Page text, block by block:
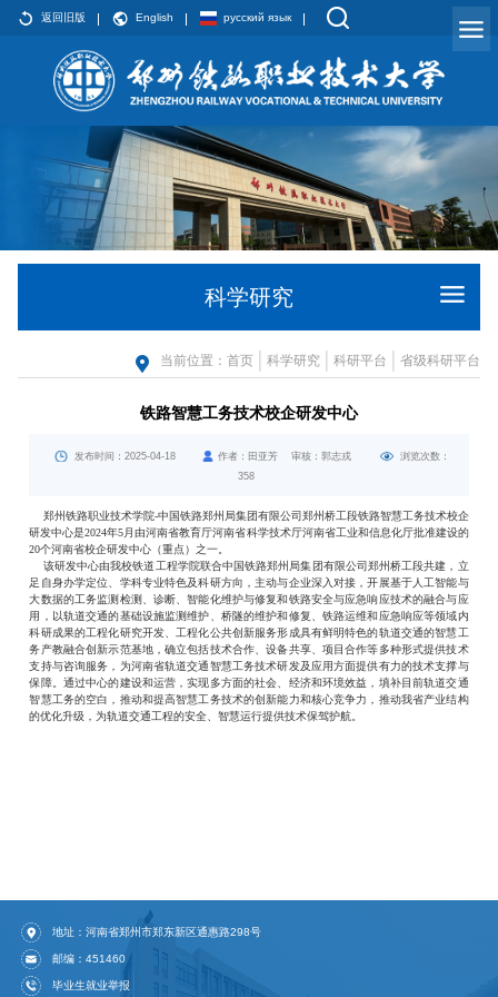
返回旧版 English русский язык
科学研究
当前位置： 首页 科学研究 科研平台 省级科研平台
铁路智慧工务技术校企研发中心
发布时间：2025-04-18 作者：田亚芳 审核：郭志戎
浏览次数：
358
郑州铁路职业技术学院-中国铁路郑州局集团有限公司郑州桥工段铁路智慧工务技术校企
研发中心是2024年5月由河南省教育厅河南省科学技术厅河南省工业和信息化厅批准建设的
20个河南省校企研发中心（重点）之一。
该研发中心由我校铁道工程学院联合中国铁路郑州局集团有限公司郑州桥工段共建，立
足自身办学定位、学科专业特色及科研方向，主动与企业深入对接，开展基于人工智能与
大数据的工务监测检测、诊断、智能化维护与修复和铁路安全与应急响应技术的融合与应
用，以轨道交通的基础设施监测维护、桥隧的维护和修复、铁路运维和应急响应等领域内
科研成果的工程化研究开发、工程化公共创新服务形成具有鲜明特色的轨道交通的智慧工
务产教融合创新示范基地，确立包括技术合作、设备共享、项目合作等多种形式提供技术
支持与咨询服务，为河南省轨道交通智慧工务技术研发及应用方面提供有力的技术支撑与
保障。通过中心的建设和运营，实现多方面的社会、经济和环境效益，填补目前轨道交通
智慧工务的空白，推动和提高智慧工务技术的创新能力和核心竞争力，推动我省产业结构
的优化升级，为轨道交通工程的安全、智慧运行提供技术保驾护航。
地址：河南省郑州市郑东新区通惠路298号
邮编：451460
毕业生就业举报